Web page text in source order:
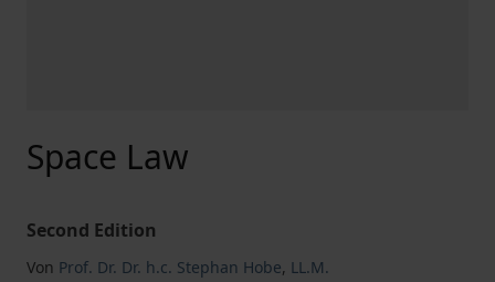
Space Law
Second Edition
Von Prof. Dr. Dr. h.c. Stephan Hobe, LL.M.